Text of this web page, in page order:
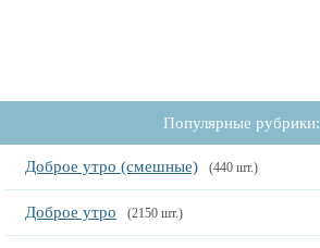
Популярные рубрики:
Доброе утро (смешные) (440 шт.)
Доброе утро (2150 шт.)